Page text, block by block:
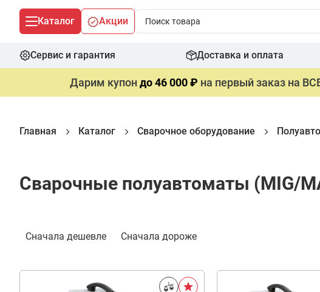
Каталог Акции
Сервис и гарантия Доставка и оплата
Дарим купондо 46 000 ₽ на первый заказ на
Главная Каталог Сварочное оборудование
Сварочные полуавтоматы (MIG/
Сначала дешевле Сначала дороже
Фильтр